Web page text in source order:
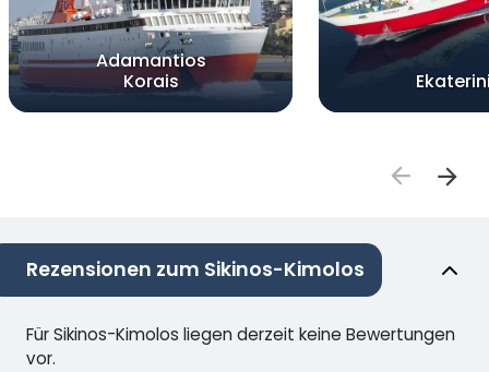
Adamantios
Korais
Rezensionen zum Sikinos-Kimolos
Für Sikinos-Kimolos liegen derzeit keine Bewertungen
vor.